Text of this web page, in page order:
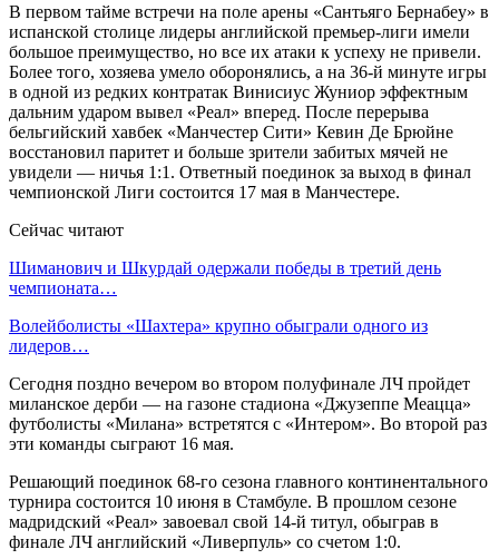
В первом тайме встречи на поле арены «Сантьяго Бернабеу» в
испанской столице лидеры английской премьер-лиги имели
большое преимущество, но все их атаки к успеху не привели.
Более того, хозяева умело оборонялись, а на 36-й минуте игры
в одной из редких контратак Винисиус Жуниор эффектным
дальним ударом вывел «Реал» вперед. После перерыва
бельгийский хавбек «Манчестер Сити» Кевин Де Брюйне
восстановил паритет и больше зрители забитых мячей не
увидели — ничья 1:1. Ответный поединок за выход в финал
чемпионской Лиги состоится 17 мая в Манчестере.
Сейчас читают
Шиманович и Шкурдай одержали победы в третий день
чемпионата…
Волейболисты «Шахтера» крупно обыграли одного из
лидеров…
Сегодня поздно вечером во втором полуфинале ЛЧ пройдет
миланское дерби — на газоне стадиона «Джузеппе Меацца»
футболисты «Милана» встретятся с «Интером». Во второй раз
эти команды сыграют 16 мая.
Решающий поединок 68-го сезона главного континентального
турнира состоится 10 июня в Стамбуле. В прошлом сезоне
мадридский «Реал» завоевал свой 14-й титул, обыграв в
финале ЛЧ английский «Ливерпуль» со счетом 1:0.